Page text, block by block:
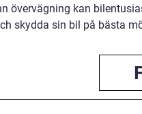
övervägning kan
skydda sin bil på bästa